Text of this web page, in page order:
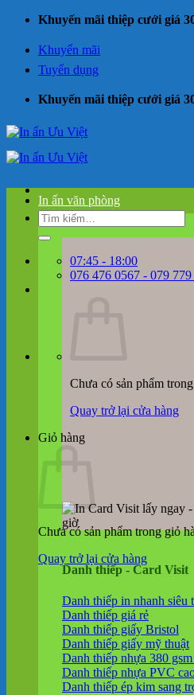
Khuyến mãi thiệp cưới giá
Khuyến mãi
Tuyển dụng
Khuyến mãi thiệp cưới giá
Tìm
kiếm:
07:45 - 18:00
076 476 0567 - 079
Chưa có sản phẩm
Quay trở lại cửa hàng
Giỏ hàng
Chưa có sản phẩm trong giỏ
Quay trở lại cửa hàng
In ấn văn phòng
Danh thiếp - Card Visit
Danh thiếp in nhanh siêu
Danh thiếp giá rẻ
Danh thiếp giấy Bristol
Danh thiếp giấy mỹ thuật
Danh thiếp nhựa 380
Danh thiếp nhựa PVC
Danh thiếp ép kim sang